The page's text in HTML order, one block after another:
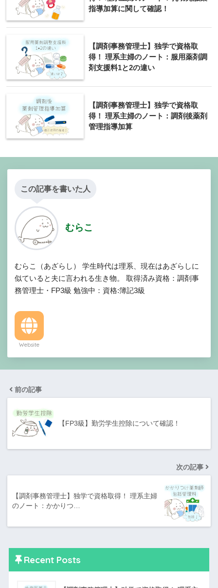
指導加算に関して確認！
【調剤事務管理士】独学で資格取
得！ 理系主婦のノート：服用薬剤調
剤支援料1と2の違い
【調剤事務管理士】独学で資格取
得！ 理系主婦のノート：調剤後薬剤
管理指導加算
この記事を書いた人
むらこ
むらこ（あざらし） 学生時代は理系、現在はあざらしに
似ていると夫に言われる生き物。 取得済み資格：調剤事
務管理士・FP3級 勉強中：資格:簿記3級
Website
前の記事
【FP3級】勤労学生控除について確認！
次の記事
【調剤事務管理士】独学で資格取得！ 理系主婦
のノート：かかりつ…
Recent Posts